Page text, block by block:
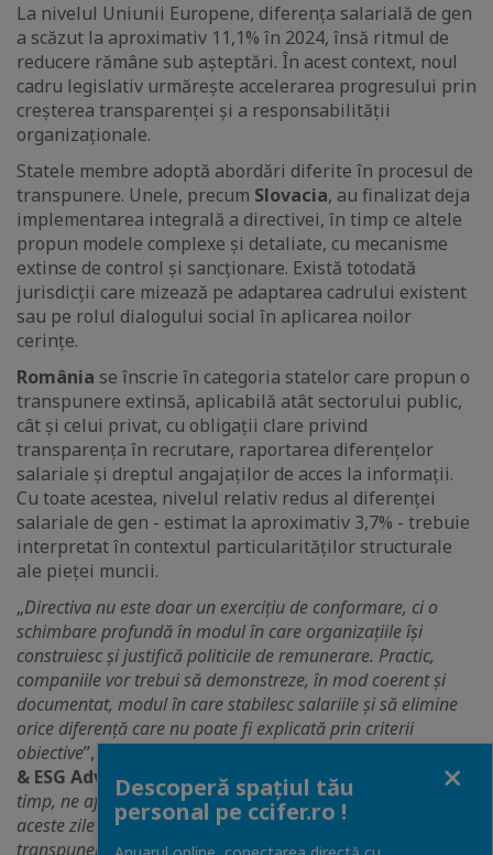
La nivelul Uniunii Europene, diferența salarială de gen
a scăzut la aproximativ 11,1% în 2024, însă ritmul de
reducere rămâne sub așteptări. În acest context, noul
cadru legislativ urmărește accelerarea progresului prin
creșterea transparenței și a responsabilității
organizaționale.
Statele membre adoptă abordări diferite în procesul de
transpunere. Unele, precum Slovacia, au finalizat deja
implementarea integrală a directivei, în timp ce altele
propun modele complexe și detaliate, cu mecanisme
extinse de control și sancționare. Există totodată
jurisdicții care mizează pe adaptarea cadrului existent
sau pe rolul dialogului social în aplicarea noilor
cerințe.
România se înscrie în categoria statelor care propun o
transpunere extinsă, aplicabilă atât sectorului public,
cât și celui privat, cu obligații clare privind
transparența în recrutare, raportarea diferențelor
salariale și dreptul angajaților de acces la informații.
Cu toate acestea, nivelul relativ redus al diferenței
salariale de gen - estimat la aproximativ 3,7% - trebuie
interpretat în contextul particularităților structurale
ale pieței muncii.
„Directiva nu este doar un exercițiu de conformare, ci o
schimbare profundă în modul în care organizațiile își
construiesc și justifică politicile de remunerare. Practic,
companiile vor trebui să demonstreze, în mod coerent și
documentat, modul în care stabilesc salariile și să elimine
orice diferență care nu poate fi explicată prin criterii
obiective”, a declarat
& ESG Advisory, Forvis Mazars în România
În același
timp, ne aflăm într-un moment cheie la nivel local - în
aceste zile așteptăm publicarea versiunii finale a
transpunerii directivei în legislația din România, ceea ce va
Descoperă spațiul tău
personal pe ccifer.ro !